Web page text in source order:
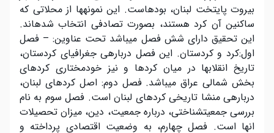
بیروت پایتخت لبنان، بوده­است. این نمونه­ها از محلاتی که
ساکنین آن کرد هستند، بصورت تصادفی انتخاب شده­اند.
این تحقیق دارای شش فصل می­باشد تحت عناوین: – فصل
اول:کرد و کردستان. این فصل درباره­ی جغرافیای کردستان،
تاریخ انقلاب­ها در میان کردها و نیز خودمختاری کردهای
بخش شمالی عراق میباشد. فصل دوم: اصل کردهای لبنان،
درباره­ی منشا تاریخی کردهای لبنان است. فصل سوم به نام
بررسی جمعیت­شناختی، درباره جمعیت، دین، میزان تحصیلات
انها است. فصل چهارم، به وضعیت اقتصادی پرداخته و